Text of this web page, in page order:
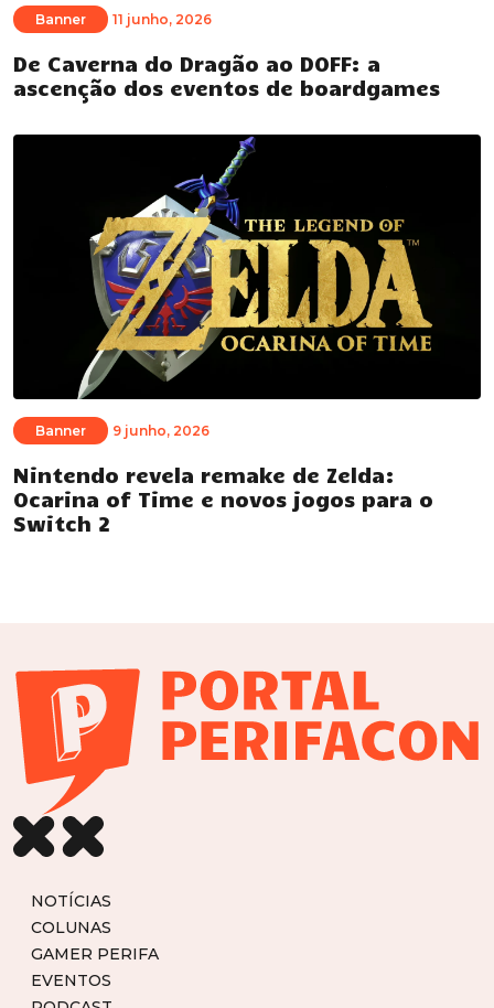
Banner 11 junho, 2026
De Caverna do Dragão ao DOFF: a
ascenção dos eventos de boardgames
Banner 9 junho, 2026
Nintendo revela remake de Zelda:
Ocarina of Time e novos jogos para o
Switch 2
NOTÍCIAS
COLUNAS
GAMER PERIFA
EVENTOS